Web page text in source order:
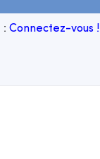
:Connectez-vous !